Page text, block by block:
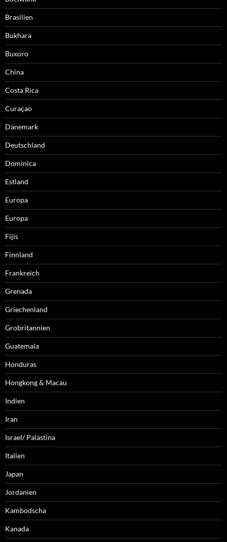
Brasilien
Bukhara
Buxoro
China
Costa Rica
Curaçao
Dänemark
Deutschland
Dominica
Estland
Europa
Europa
Fijis
Finnland
Frankreich
Grenada
Griechenland
Grobritannien
Guatemala
Honduras
Hongkong & Macau
Indien
Iran
Israel/ Palästina
Italien
Japan
Jordanien
Kambodscha
Kanada